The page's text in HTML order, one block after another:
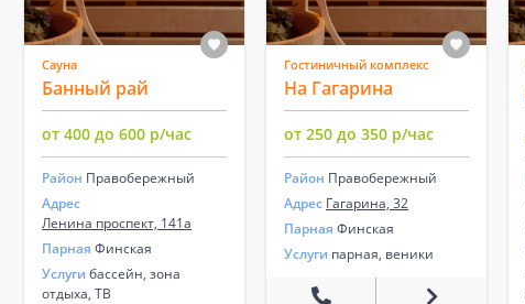
Сауна
Банный рай
от 400 до 600 р/час
Район Правобережный
Адрес
Ленина проспект, 141а
Парная Финская
Услуги бассейн, зона
отдыха, ТВ
Гостиничный комплекс
На Гагарина
от 250 до 350 р/час
Район Правобережный
Адрес Гагарина, 32
Парная Финская
Услуги парная, веники